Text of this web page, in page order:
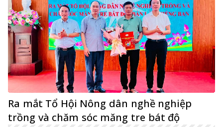
Ra mắt Tổ Hội Nông dân nghề nghiệp
trồng và chăm sóc măng tre bát độ